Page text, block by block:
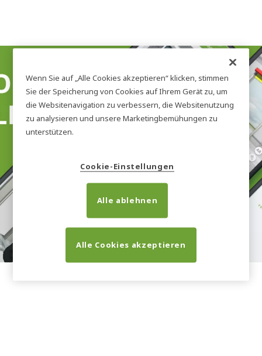
Innovation für
fehlerfreie
Türinstallationen
Wenn Sie auf „Alle Cookies akzeptieren“ klicken, stimmen
Sie der Speicherung von Cookies auf Ihrem Gerät zu, um
die Websitenavigation zu verbessern, die Websitenutzung
zu analysieren und unsere Marketingbemühungen zu
unterstützen.
Cookie-Einstellungen
Alle ablehnen
Alle Cookies akzeptieren